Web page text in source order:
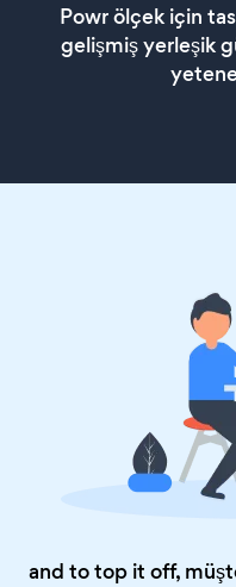
Powr ölçek için
gelişmiş yerleşik
and to top it off,